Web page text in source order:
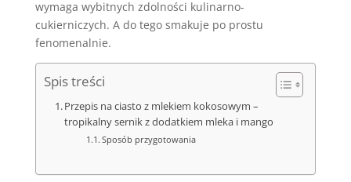
wymaga wybitnych zdolności kulinarno-
cukierniczych. A do tego smakuje po prostu
fenomenalnie.
Spis treści
Przepis na ciasto z mlekiem kokosowym –
tropikalny sernik z dodatkiem mleka i mango
Sposób przygotowania